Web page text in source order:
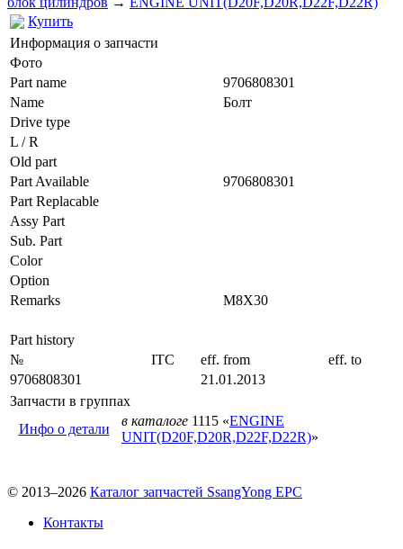
Купить
Информация о запчасти
Фото
Part name
9706808301
Name
Болт
Drive type
L / R
Old part
Part Available
9706808301
Part Replacable
Assy Part
Sub. Part
Color
Option
Remarks
M8X30
Part history
№
ITC eff. from
eff. to
9706808301
21.01.2013
Запчасти в группах
Инфо о детали
в каталоге 1115 «ENGINE
UNIT(D20F,D20R,D22F,D22R)»
© 2013–2026 Каталог запчастей SsangYong EPC
Контакты